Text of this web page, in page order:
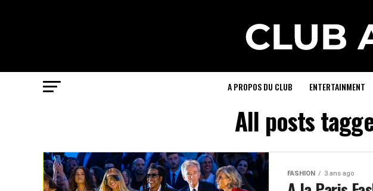
A PROPOS DU CLUB ENTERTAINMENT
All posts
FASHION 3 ans ago